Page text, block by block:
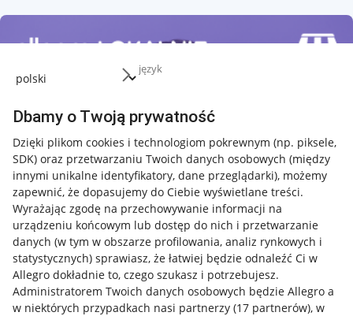
język
Dbamy o Twoją prywatność
Dzięki plikom cookies i technologiom pokrewnym (np. piksele,
SDK) oraz przetwarzaniu Twoich danych osobowych (między
innymi unikalne identyfikatory, dane przeglądarki), możemy
zapewnić, że dopasujemy do Ciebie wyświetlane treści.
Wyrażając zgodę na przechowywanie informacji na
urządzeniu końcowym lub dostęp do nich i przetwarzanie
danych (w tym w obszarze profilowania, analiz rynkowych i
statystycznych) sprawiasz, że łatwiej będzie odnaleźć Ci w
Allegro dokładnie to, czego szukasz i potrzebujesz.
Administratorem Twoich danych osobowych będzie Allegro a
w niektórych przypadkach nasi partnerzy (17 partnerów), w